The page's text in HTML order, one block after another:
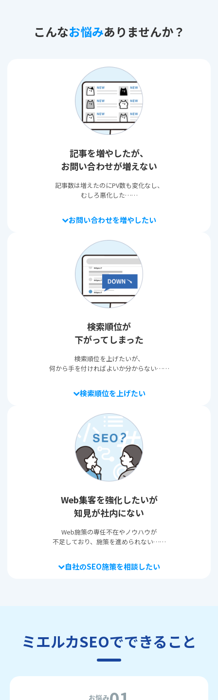
こんなお悩みありませんか？
記事を増やしたが、
お問い合わせが増えない
記事数は増えたのにPV数も変化なし、
むしろ悪化した……
お問い合わせを増やしたい
検索順位が
下がってしまった
検索順位を上げたいが、
何から手を付ければよいか分からない……
検索順位を上げたい
Web集客を強化したいが
知見が社内にない
Web施策の専任不在やノウハウが
不足しており、施策を進められない……
自社のSEO施策を相談したい
ミエルカSEOでできること
お悩み